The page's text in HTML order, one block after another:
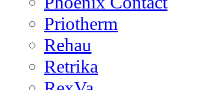
Priotherm
Rehau
Retrika